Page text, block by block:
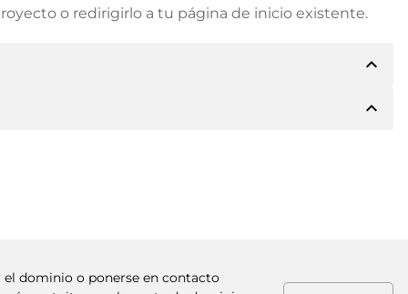
o redirigirlo a tu página de inicio existente.
expand_less
los detalles del pago. A continuación, el propietario
expand_less
el dominio o ponerse en contacto